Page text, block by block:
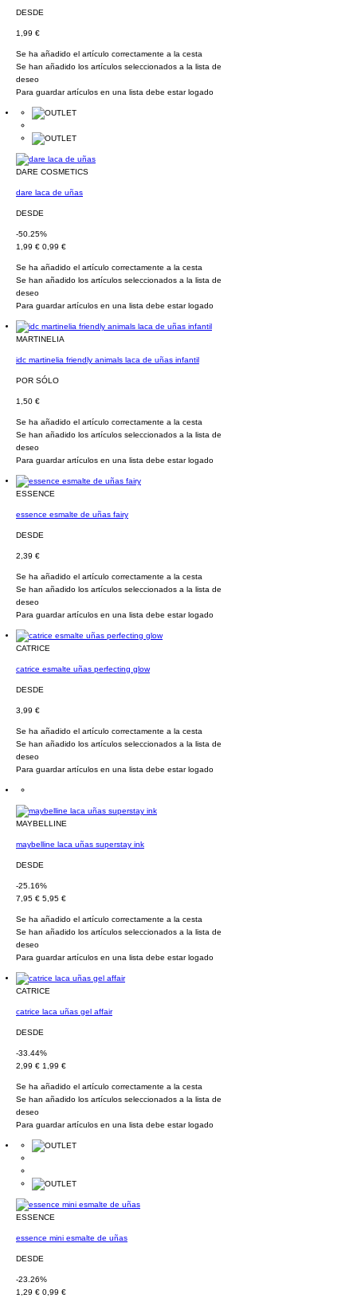
DESDE
1,99 €
Se ha añadido el artículo correctamente a la cesta
Se han añadido los artículos seleccionados a la lista de
deseo
Para guardar artículos en una lista debe estar logado
DARE COSMETICS
dare laca de uñas
DESDE
-50.25%
1,99 € 0,99 €
Se ha añadido el artículo correctamente a la cesta
Se han añadido los artículos seleccionados a la lista de
deseo
Para guardar artículos en una lista debe estar logado
MARTINELIA
idc martinelia friendly animals laca de uñas infantil
POR SÓLO
1,50 €
Se ha añadido el artículo correctamente a la cesta
Se han añadido los artículos seleccionados a la lista de
deseo
Para guardar artículos en una lista debe estar logado
ESSENCE
essence esmalte de uñas fairy
DESDE
2,39 €
Se ha añadido el artículo correctamente a la cesta
Se han añadido los artículos seleccionados a la lista de
deseo
Para guardar artículos en una lista debe estar logado
CATRICE
catrice esmalte uñas perfecting glow
DESDE
3,99 €
Se ha añadido el artículo correctamente a la cesta
Se han añadido los artículos seleccionados a la lista de
deseo
Para guardar artículos en una lista debe estar logado
MAYBELLINE
maybelline laca uñas superstay ink
DESDE
-25.16%
7,95 € 5,95 €
Se ha añadido el artículo correctamente a la cesta
Se han añadido los artículos seleccionados a la lista de
deseo
Para guardar artículos en una lista debe estar logado
CATRICE
catrice laca uñas gel affair
DESDE
-33.44%
2,99 € 1,99 €
Se ha añadido el artículo correctamente a la cesta
Se han añadido los artículos seleccionados a la lista de
deseo
Para guardar artículos en una lista debe estar logado
ESSENCE
essence mini esmalte de uñas
DESDE
-23.26%
1,29 € 0,99 €